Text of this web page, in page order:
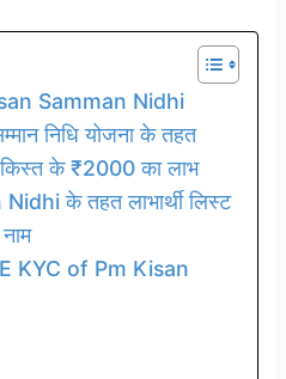
Samman Nidhi
निधि योजना के तहत
किस्त के ₹2000 का लाभ
के तहत लाभार्थी लिस्ट
KYC of Pm Kisan